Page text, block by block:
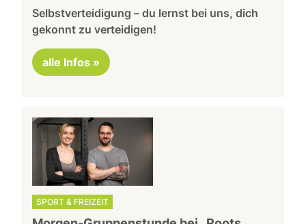
Selbstverteidigung – du lernst bei uns, dich
gekonnt zu verteidigen!
alle Infos »
SPORT & FREIZEIT